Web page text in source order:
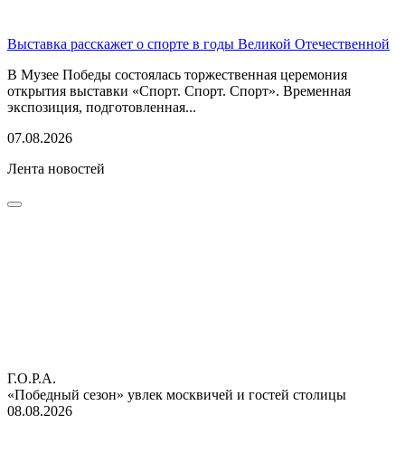
Выставка расскажет о спорте в годы Великой Отечественной
В Музее Победы состоялась торжественная церемония
открытия выставки «Спорт. Спорт. Спорт». Временная
экспозиция, подготовленная...
07.08.2026
Лента новостей
Г.О.Р.А.
«Победный сезон» увлек москвичей и гостей столицы
08.08.2026